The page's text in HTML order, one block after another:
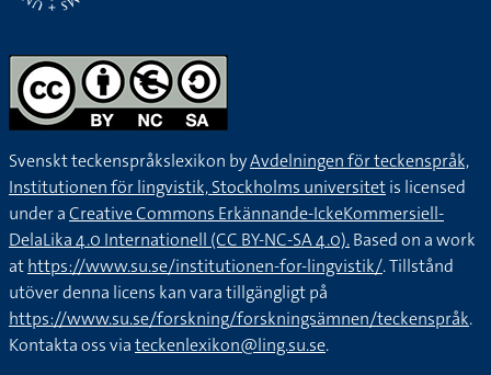
Svenskt teckenspråkslexikon byAvdelningen för teckenspråk,
Institutionen för lingvistik, Stockholms universitetis licensed
under aCreative Commons Erkännande-IckeKommersiell-
DelaLika 4.0 Internationell (CC BY-NC-SA 4.0).Based on a work
athttps://www.su.se/institutionen-for-lingvistik/. Tillstånd
utöver denna licens kan vara tillgängligt på
https://www.su.se/forskning/forskningsämnen/teckenspråk.
Kontakta oss viateckenlexikon@ling.su.se.